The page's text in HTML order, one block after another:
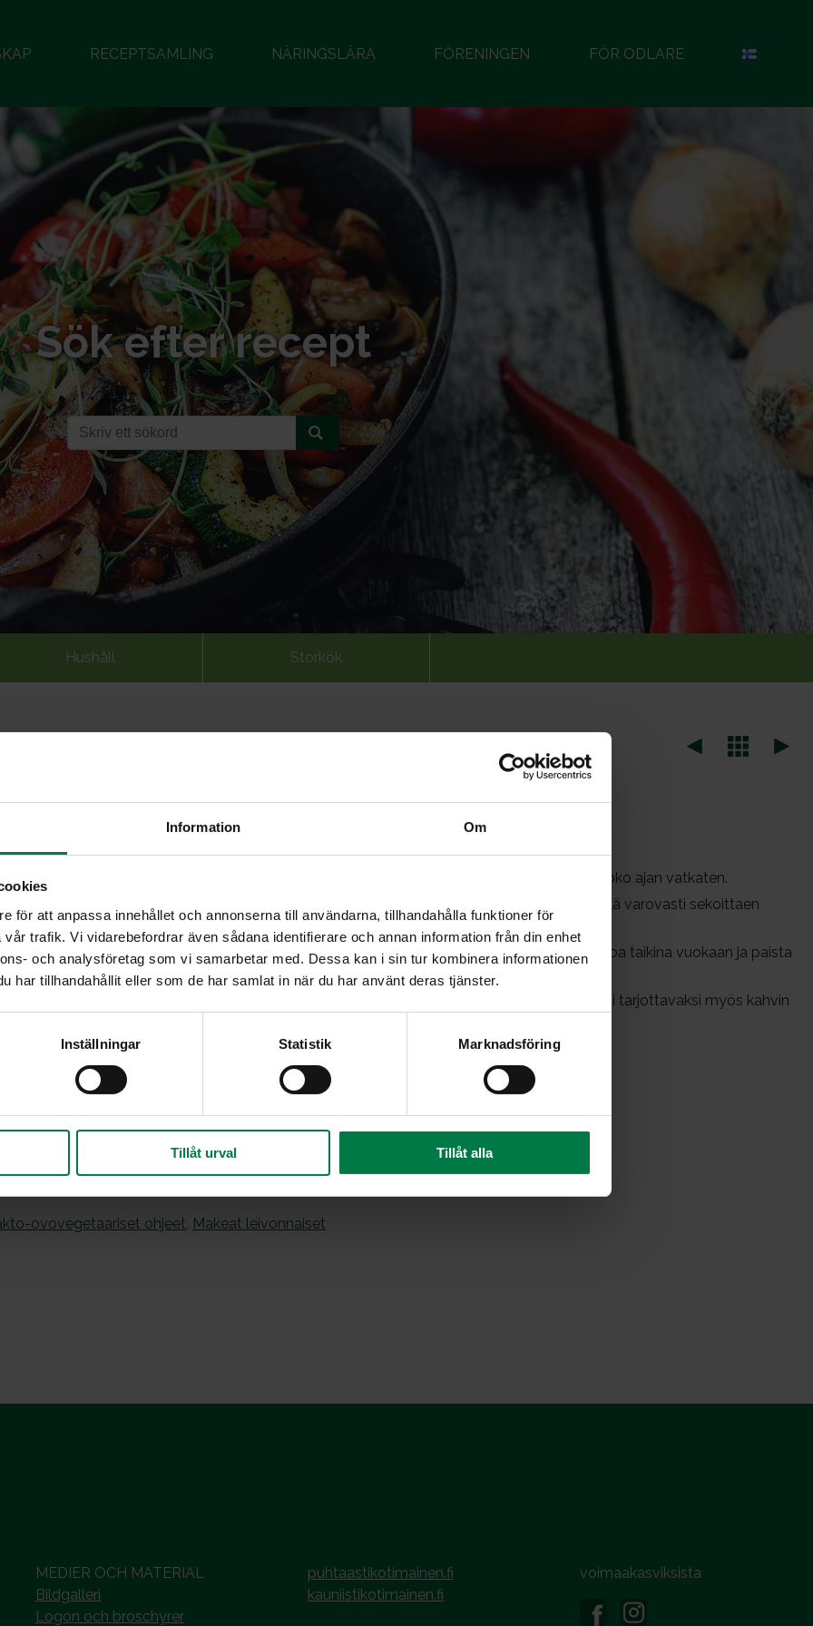
Information Om
för att anpassa innehållet och annonserna till användarna, tillhandahålla funktioner för
trafik. Vi vidarebefordrar även sådana identifierare och annan information från din enhet
och analysföretag som vi samarbetar med. Dessa kan i sin tur kombinera informationen
har tillhandahållit eller som de har samlat in när du har använt deras tjänster.
Inställningar Statistik Marknadsföring
Tillåt urval Tillåt alla
RECEPTSAMLING NÄRINGSLÄRA FÖRENINGEN FÖR ODLARE
Sök efter recept
Hushåll Storkök
tai voita
banaania
Vatkaa rasva ja sokeri vaahdoksi, lisää munat yksitellen koko ajan vatkaten.
Lisää banaanisose. Sekoita kuivat aineet keskenään ja lisää varovasti sekoittaen
taikinaan.
Voitele ja korppujauhota pitkänomainen leipävuoka. Kumoa taikina vuokaan ja paista
175 asteessa noin tunti.
Leipää tarjotaan amerikkalaisella brunssilla, mutta se sopii tarjottavaksi myös kahvin
ovovegetaariset ohjeet, Makeat leivonnaiset
MEDIER OCH MATERIAL
Bildgalleri
Logon och broschyrer
puhtaastikotimainen.fi
kauniistikotimainen.fi
voimaakasviksista